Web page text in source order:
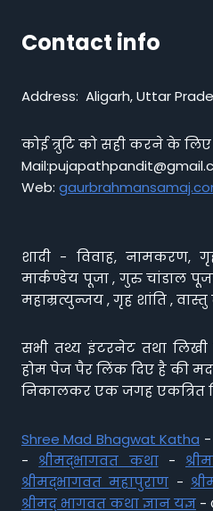
Contact info
Address: Aligarh, Uttar
कोई त्रुटि को सही करने के
Web:
शादी - विवाह, नामकरण,
मार्कण्डेय पूजा , गुरु चांडाल
महाम्रत्युन्जय , गृह शांति , वास्तु
सभी तथ्य इंटरनेट तथा लिखी
होम पेज पैर लिंक दिए है की
निकालकर एक जगह एकत्रित
Shree Mad Bhagwat Katha -
- श्रीमद्भागवत कथा-
श्रीमद्भागवत महापुराण -
श्रीमद् भागवत कथा ज्ञान यज्ञ -